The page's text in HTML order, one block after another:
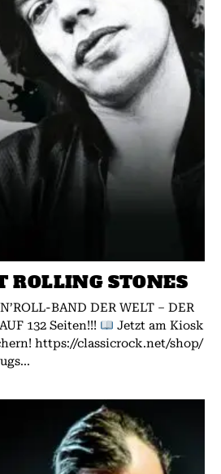
ROLLING STONES
BAND DER WELT – DER
132 Seiten!!!
Jetzt am Kiosk
https://classicrock.net/shop/